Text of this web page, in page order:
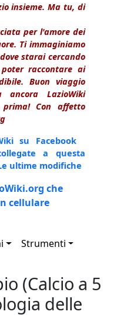
insieme. Ma tu, di
per l'amore dei
Ti immaginiamo
starai cercando
raccontare ai
Buon viaggio
ancora LazioWiki
Con affetto
su Facebook
a questa
ultime modifiche
che
cellulare
Strumenti
(Calcio a 5
delle